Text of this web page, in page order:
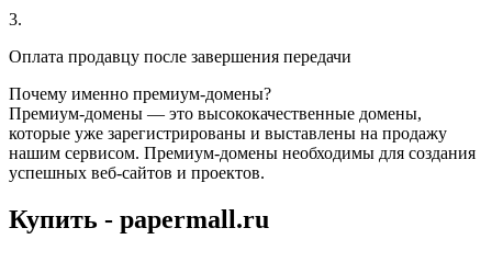
3.
Оплата продавцу после завершения передачи
Почему именно премиум-домены?
Премиум-домены — это высококачественные домены,
которые уже зарегистрированы и выставлены на продажу
нашим сервисом. Премиум-домены необходимы для создания
успешных веб-сайтов и проектов.
Купить - papermall.ru